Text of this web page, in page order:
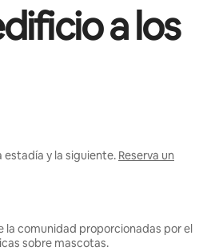
a los
estadía y la siguiente. Reserva un
la comunidad proporcionadas por el
sobre mascotas.